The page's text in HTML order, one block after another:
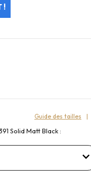
!
Solid Matt Black :
Guide des tailles